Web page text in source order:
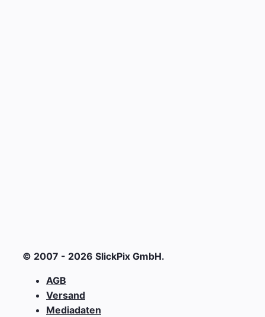
© 2007 - 2026 SlickPix GmbH.
AGB
Versand
Mediadaten